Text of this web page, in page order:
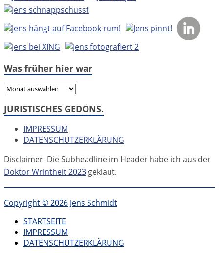
Was früher hier war
Was
hier
JURISTISCHES GEDÖNS.
IMPRESSUM
DATENSCHUTZERKLÄRUNG
Disclaimer: Die Subheadline im Header habe ich aus der
Doktor Wrintheit 2023 geklaut.
Copyright © 2026 Jens Schmidt
STARTSEITE
IMPRESSUM
DATENSCHUTZERKLÄRUNG